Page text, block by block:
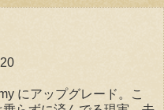
にアップグレード。こ